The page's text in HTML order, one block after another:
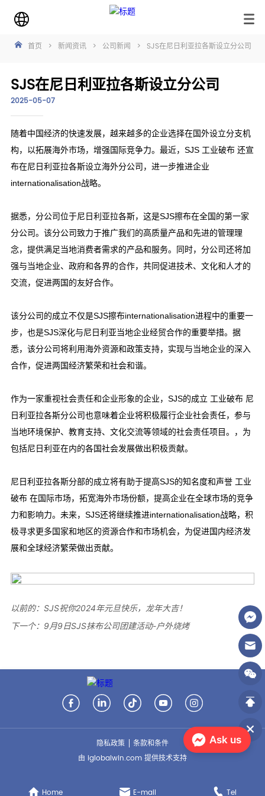
首页 > 新闻资讯 > 公司新闻 > SJS在尼日利亚拉各斯设立分公司
SJS在尼日利亚拉各斯设立分公司
2025-05-07
以前的：SJS祝你2024年元旦快乐，龙年大吉！
下一个： 9月9日SJS抹布公司团建活动-户外烧烤
Home E-mail Tel
隐私政策
条款和条件
由 iglobalwin.com 提供技术支持
Ask us